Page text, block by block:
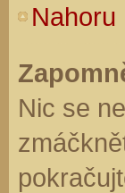
Nahoru
Nic se